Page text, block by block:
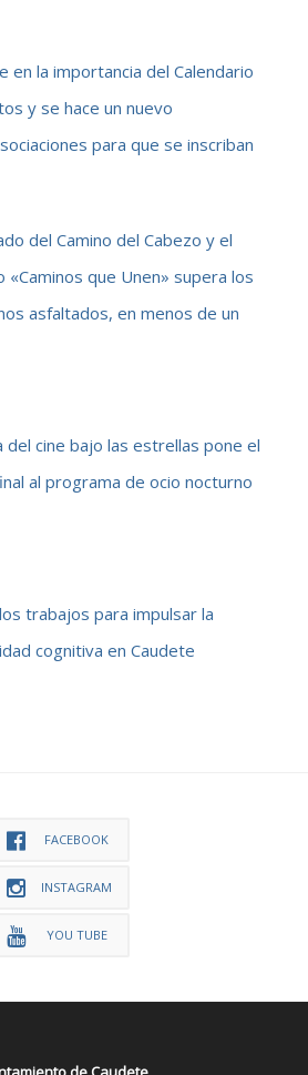
en la importancia del Calendario
y se hace un nuevo
para que se inscriban
del Camino del Cabezo y el
«Caminos que Unen» supera los
asfaltados, en menos de un
del cine bajo las estrellas pone el
al programa de ocio nocturno
trabajos para impulsar la
cognitiva en Caudete
FACEBOOK
INSTAGRAM
YOU TUBE